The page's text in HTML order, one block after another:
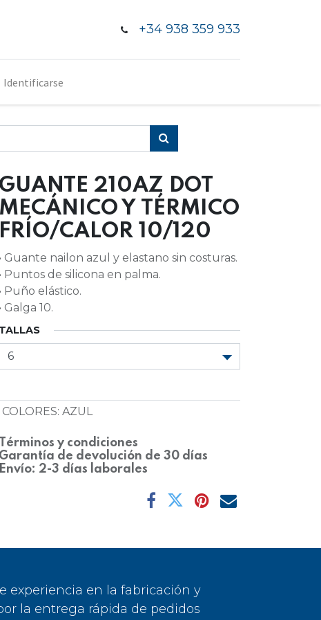
+34 938 359 933
Identificarse
GUANTE 210AZ DOT
MECÁNICO Y TÉRMICO
FRÍO/CALOR 10/120
• Guante nailon azul y elastano sin costuras.
• Puntos de silicona en palma.
• Puño elástico.
• Galga 10.
TALLAS
COLORES: AZUL
Términos y condiciones
Garantía de devolución de 30 días
Envío: 2-3 días laborales
experiencia en la fabricación y
la entrega rápida de pedidos